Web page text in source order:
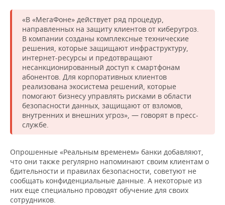
«В «МегаФоне» действует ряд процедур,
направленных на защиту клиентов от киберугроз.
В компании созданы комплексные технические
решения, которые защищают инфраструктуру,
интернет-ресурсы и предотвращают
несанкционированный доступ к смартфонам
абонентов. Для корпоративных клиентов
реализована экосистема решений, которые
помогают бизнесу управлять рисками в области
безопасности данных, защищают от взломов,
внутренних и внешних угроз», — говорят в пресс-
службе.
Опрошенные «Реальным временем» банки добавляют,
что они также регулярно напоминают своим клиентам о
бдительности и правилах безопасности, советуют не
сообщать конфиденциальные данные. А некоторые из
них еще специально проводят обучение для своих
сотрудников.